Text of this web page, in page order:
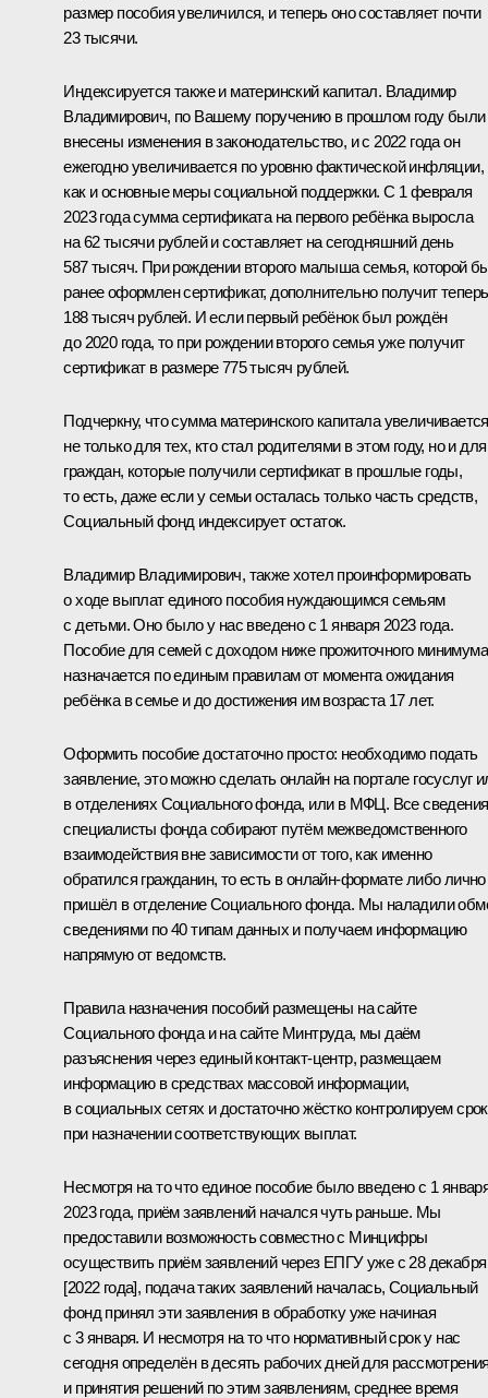
размер пособия увеличился, и теперь оно составляет почти
23 тысячи.
Индексируется также и материнский капитал. Владимир
Владимирович, по Вашему поручению в прошлом году были
внесены изменения в законодательство, и с 2022 года он
ежегодно увеличивается по уровню фактической инфляции,
как и основные меры социальной поддержки. С 1 февраля
2023 года сумма сертификата на первого ребёнка выросла
на 62 тысячи рублей и составляет на сегодняшний день
587 тысяч. При рождении второго малыша семья, которой
ранее оформлен сертификат, дополнительно получит теперь
188 тысяч рублей. И если первый ребёнок был рождён
до 2020 года, то при рождении второго семья уже получит
сертификат в размере 775 тысяч рублей.
Подчеркну, что сумма материнского капитала увеличивается
не только для тех, кто стал родителями в этом году, но и для
граждан, которые получили сертификат в прошлые годы,
то есть, даже если у семьи осталась только часть средств,
Социальный фонд индексирует остаток.
Владимир Владимирович, также хотел проинформировать
о ходе выплат единого пособия нуждающимся семьям
с детьми. Оно было у нас введено с 1 января 2023 года.
Пособие для семей с доходом ниже прожиточного минимума
назначается по единым правилам от момента ожидания
ребёнка в семье и до достижения им возраста 17 лет.
Оформить пособие достаточно просто: необходимо подать
заявление, это можно сделать онлайн на портале госуслуг
в отделениях Социального фонда, или в МФЦ. Все сведения
специалисты фонда собирают путём межведомственного
взаимодействия вне зависимости от того, как именно
обратился гражданин, то есть в онлайн-формате либо лично
пришёл в отделение Социального фонда. Мы наладили
сведениями по 40 типам данных и получаем информацию
напрямую от ведомств.
Правила назначения пособий размещены на сайте
Социального фонда и на сайте Минтруда, мы даём
разъяснения через единый контакт-центр, размещаем
информацию в средствах массовой информации,
в социальных сетях и достаточно жёстко контролируем
при назначении соответствующих выплат.
Несмотря на то что единое пособие было введено с 1
2023 года, приём заявлений начался чуть раньше. Мы
предоставили возможность совместно с Минцифры
осуществить приём заявлений через ЕПГУ уже с 28 декабря
[2022 года], подача таких заявлений началась, Социальный
фонд принял эти заявления в обработку уже начиная
с 3 января. И несмотря на то что нормативный срок у нас
сегодня определён в десять рабочих дней для
и принятия решений по этим заявлениям, среднее время